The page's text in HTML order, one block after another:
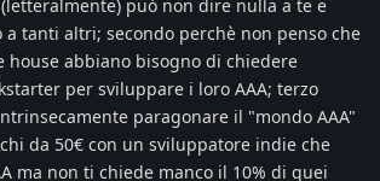
può non dire nulla a te e
tanti altri; secondo perchè non penso che
house abbiano bisogno di chiedere
per sviluppare i loro AAA; terzo
paragonare il "mondo AAA"
da 50€ con un sviluppatore indie che
ma non ti chiede manco il 10% di quei